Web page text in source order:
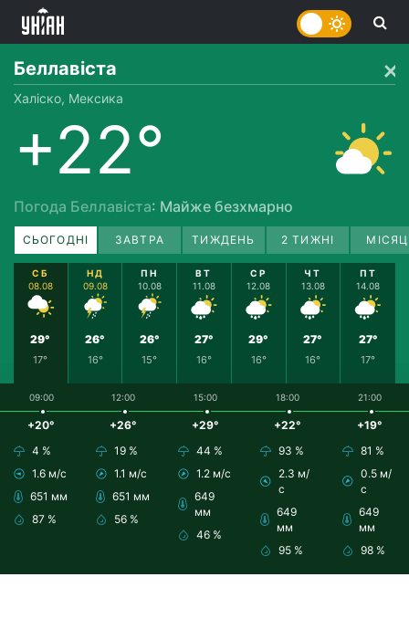
Беллавіста
Халіско, Мексика
+22°
Погода Беллавіста: Майже безхмарно
СЬОГОДНІ ЗАВТРА ТИЖДЕНЬ 2 ТИЖНІ
СБ
08.08
29°
17°
НД
09.08
26°
16°
ПН
10.08
26°
15°
ВТ
11.08
27°
16°
СР
12.08
29°
16°
ЧТ
13.08
27°
16°
ПТ
14.08
27°
17°
09:00
+20°
4 %
1.6 м/с
651 мм
87 %
12:00
+26°
19 %
1.1 м/с
651 мм
56 %
15:00
+29°
44 %
1.2 м/с
649
мм
46 %
18:00
+22°
93 %
2.3 м/
с
649
мм
95 %
21:00
+19°
81 %
0.5 м/
с
649
мм
98 %